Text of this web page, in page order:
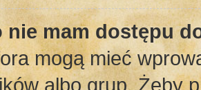
nie mam dostępu
mogą mieć
albo grup. Żeby